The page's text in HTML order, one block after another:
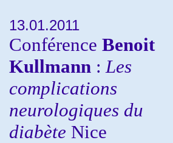
13.01.2011
Conférence Benoit
Kullmann : Les
complications
neurologiques du
diabète Nice